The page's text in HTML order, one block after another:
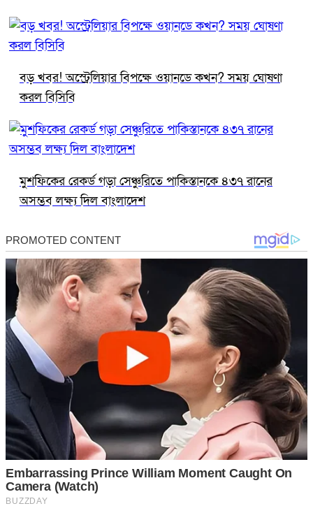
বড় খবর! অস্ট্রেলিয়ার বিপক্ষে ওয়ানডে কখন? সময় ঘোষণা
করল বিসিবি
মুশফিকের রেকর্ড গড়া সেঞ্চুরিতে পাকিস্তানকে ৪৩৭ রানের
অসম্ভব লক্ষ্য দিল বাংলাদেশ